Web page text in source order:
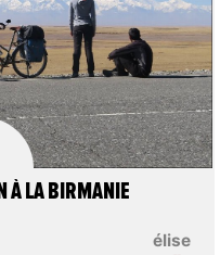
élise
À LA BIRMANIE